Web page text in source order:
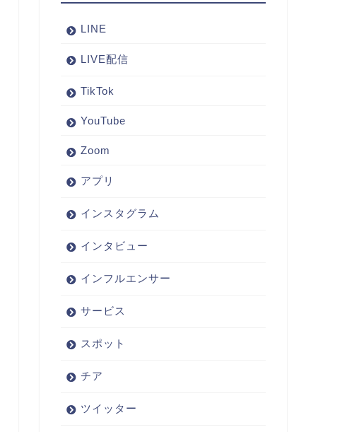
LINE
LIVE配信
TikTok
YouTube
Zoom
アプリ
インスタグラム
インタビュー
インフルエンサー
サービス
スポット
チア
ツイッター